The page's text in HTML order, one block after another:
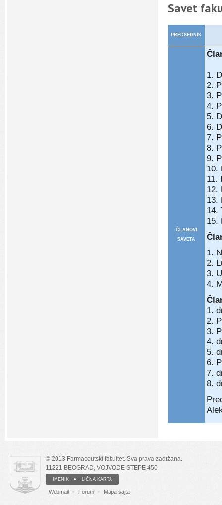
Savet
PREDSEDNIK
ČLANOVI
SAVETA
1.
2.
3.
4.
5.
6.
7.
8.
9.
10.
11.
12.
13.
14.
15.
1.
2.
3.
4.
1.
2.
3.
4.
5.
6.
7.
8.
© 2013 Farmaceutski fakultet. Sva prava zadržana.
11221 BEOGRAD, VOJVODE STEPE 450
IMENIK LIČNA KARTA
Webmail Forum Mapa sajta